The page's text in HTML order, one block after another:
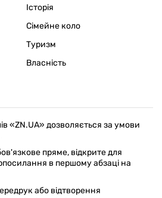
Історія
Сімейне коло
Туризм
Власність
«ZN.UA» дозволяється за умови
пряме, відкрите для
в першому абзаці на
або відтворення